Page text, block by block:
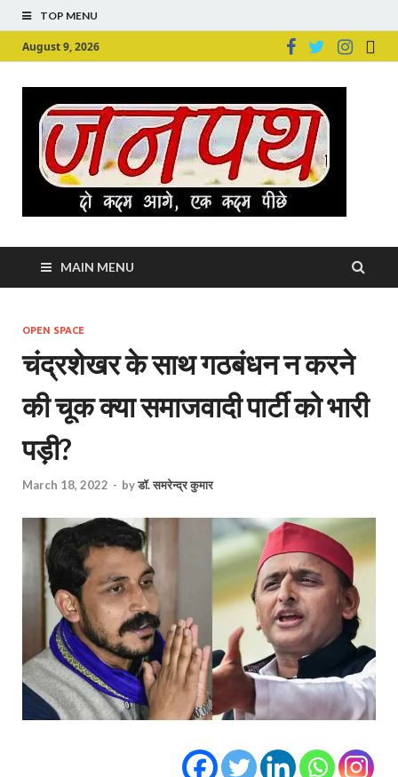
TOP MENU
August 9, 2026
MAIN MENU
OPEN SPACE
चंद्रशेखर के साथ गठबंधन न करने
की चूक क्या समाजवादी पार्टी को भारी
पड़ी?
March 18, 2022 - byडॉ. समरेन्द्र कुमार